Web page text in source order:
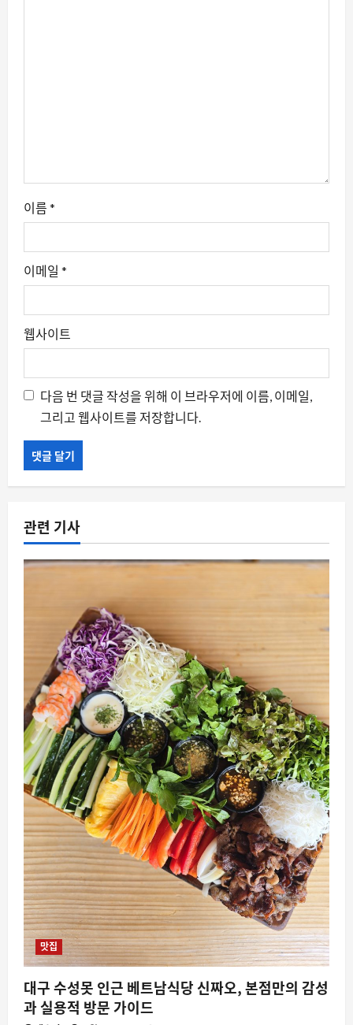
이름 *
이메일 *
웹사이트
다음 번 댓글 작성을 위해 이 브라우저에 이름, 이메일,
그리고 웹사이트를 저장합니다.
관련 기사
맛집
대구 수성못 인근 베트남식당 신짜오, 본점만의 감성
과 실용적 방문 가이드